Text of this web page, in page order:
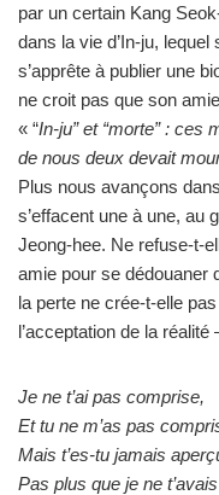
par un certain Kang
dans la vie d’In-ju,
s’apprête à publier une
ne croit pas que son
« “In-ju” et “morte” : ces
de nous deux devait
Plus nous avançons
s’effacent une à une, au
Jeong-hee. Ne refuse-t-
amie pour se dédouaner
la perte ne crée-t-elle
l’acceptation de la
Je ne t’ai pas comprise,
Et tu ne m’as pas
Mais t’es-tu jamais
Pas plus que je ne